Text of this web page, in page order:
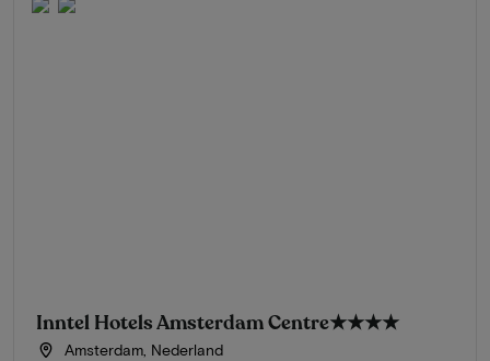
Inntel Hotels Amsterdam Centre★★★★
Amsterdam, Nederland